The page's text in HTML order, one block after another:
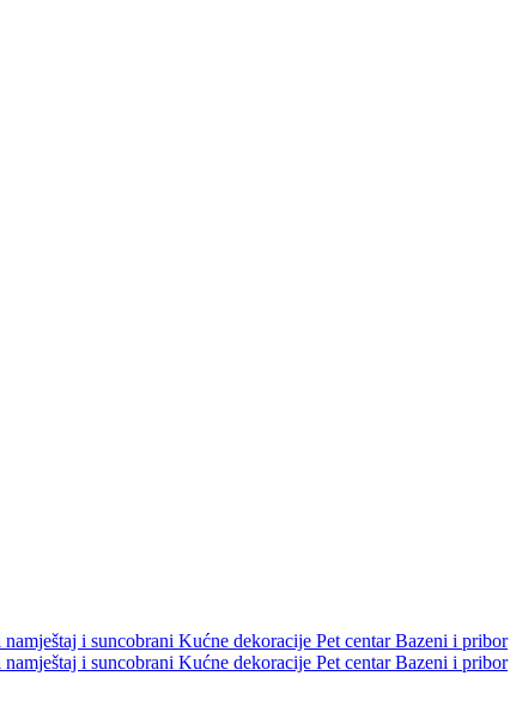
i suncobrani Kućne dekoracije Pet centarBazeni i pribor
i suncobrani Kućne dekoracije Pet centarBazeni i pribor